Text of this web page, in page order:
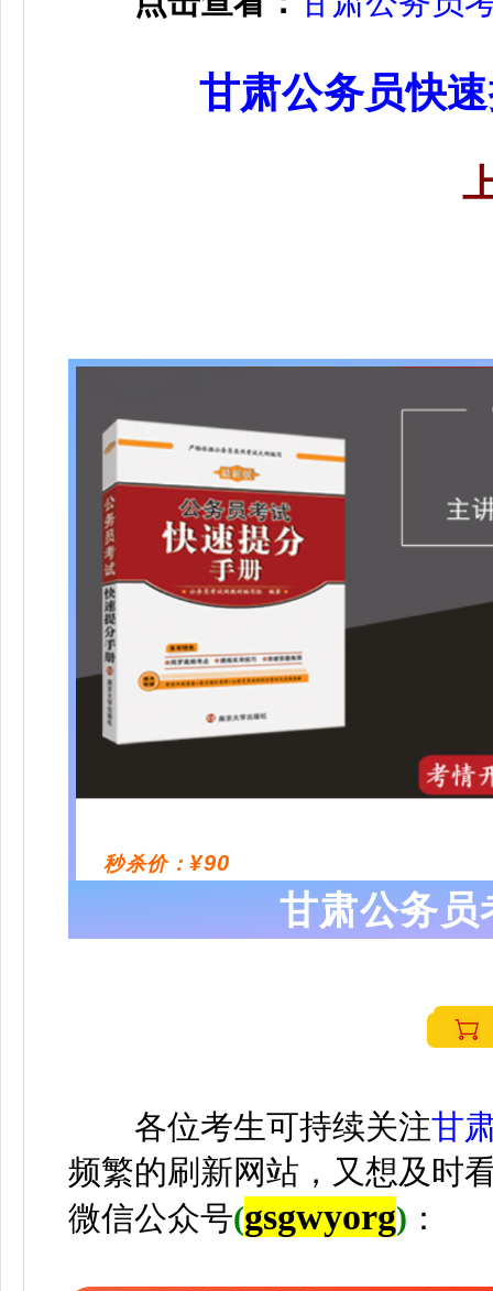
甘肃公务员快
秒杀价： ¥90
甘肃公务员
各位考生可持续关注甘
频繁的刷新网站，又想及时
微信公众号(gsgwyorg) ：